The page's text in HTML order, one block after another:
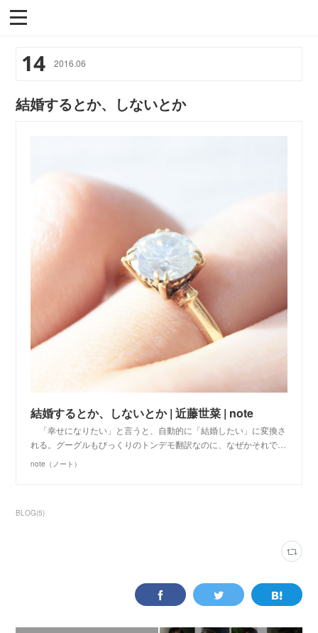
14 2016.06
結婚するとか、しないとか
結婚するとか、しないとか | 近藤世菜 | note
「幸せになりたい」と言うと、自動的に「結婚したい」に変換さ
れる。グーグルもびっくりのトンデモ翻訳なのに、なぜかそれで…
note（ノート）
BLOG(5)